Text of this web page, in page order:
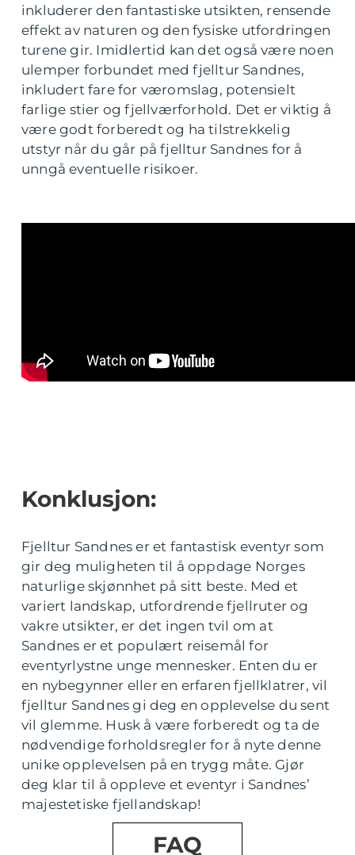
inkluderer den fantastiske utsikten, rensende
effekt av naturen og den fysiske utfordringen
turene gir. Imidlertid kan det også være noen
ulemper forbundet med fjelltur Sandnes,
inkludert fare for væromslag, potensielt
farlige stier og fjellværforhold. Det er viktig å
være godt forberedt og ha tilstrekkelig
utstyr når du går på fjelltur Sandnes for å
unngå eventuelle risikoer.
Konklusjon:
Fjelltur Sandnes er et fantastisk eventyr som
gir deg muligheten til å oppdage Norges
naturlige skjønnhet på sitt beste. Med et
variert landskap, utfordrende fjellruter og
vakre utsikter, er det ingen tvil om at
Sandnes er et populært reisemål for
eventyrlystne unge mennesker. Enten du er
en nybegynner eller en erfaren fjellklatrer, vil
fjelltur Sandnes gi deg en opplevelse du sent
vil glemme. Husk å være forberedt og ta de
nødvendige forholdsregler for å nyte denne
unike opplevelsen på en trygg måte. Gjør
deg klar til å oppleve et eventyr i Sandnes’
majestetiske fjellandskap!
FAQ